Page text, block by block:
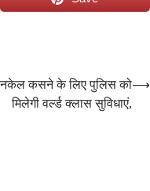
नकेल कसने के लिए पुलिस को
मिलेगी वर्ल्ड क्लास सुविधाएं,
⟶